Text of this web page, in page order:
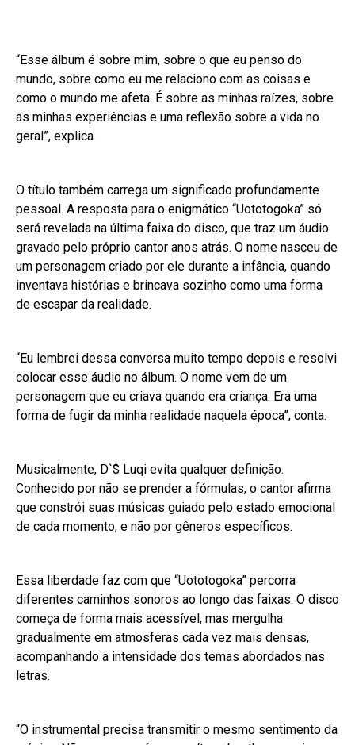
“Esse álbum é sobre mim, sobre o que eu penso do
mundo, sobre como eu me relaciono com as coisas e
como o mundo me afeta. É sobre as minhas raízes, sobre
as minhas experiências e uma reflexão sobre a vida no
geral”, explica.
O título também carrega um significado profundamente
pessoal. A resposta para o enigmático “Uototogoka” só
será revelada na última faixa do disco, que traz um áudio
gravado pelo próprio cantor anos atrás. O nome nasceu de
um personagem criado por ele durante a infância, quando
inventava histórias e brincava sozinho como uma forma
de escapar da realidade.
“Eu lembrei dessa conversa muito tempo depois e resolvi
colocar esse áudio no álbum. O nome vem de um
personagem que eu criava quando era criança. Era uma
forma de fugir da minha realidade naquela época”, conta.
Musicalmente, D`$ Luqi evita qualquer definição.
Conhecido por não se prender a fórmulas, o cantor afirma
que constrói suas músicas guiado pelo estado emocional
de cada momento, e não por gêneros específicos.
Essa liberdade faz com que “Uototogoka” percorra
diferentes caminhos sonoros ao longo das faixas. O disco
começa de forma mais acessível, mas mergulha
gradualmente em atmosferas cada vez mais densas,
acompanhando a intensidade dos temas abordados nas
letras.
“O instrumental precisa transmitir o mesmo sentimento da